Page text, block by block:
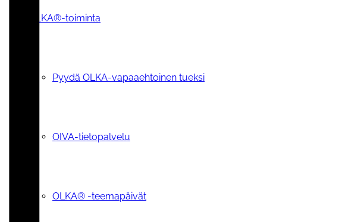
OLKA®-toiminta
Pyydä OLKA-vapaaehtoinen tueksi
OIVA-tietopalvelu
OLKA® -teemapäivät